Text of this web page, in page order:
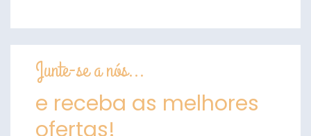
Junte-se a nós...
e receba as melhores
ofertas!